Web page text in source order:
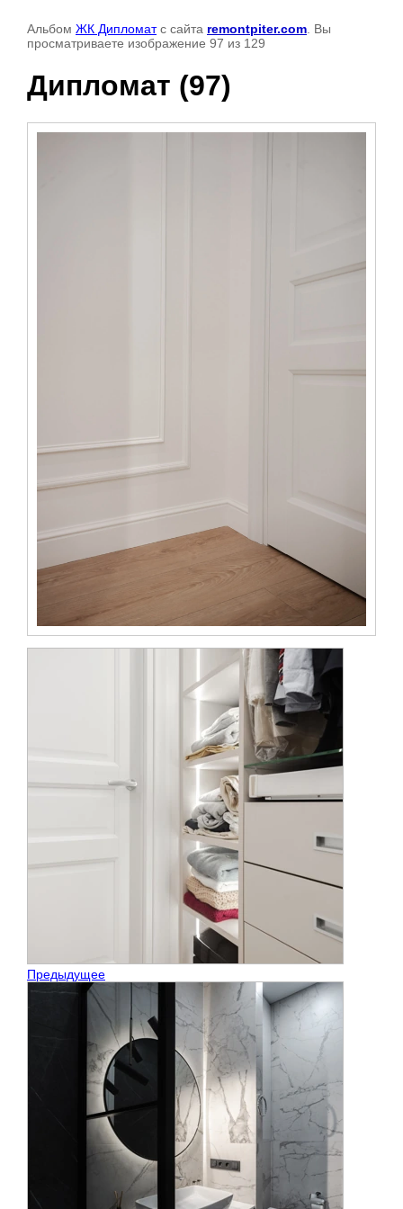
Альбом ЖК Дипломатс сайта remontpiter.com . Вы
просматриваете изображение 97 из 129
Дипломат (97)
Предыдущее